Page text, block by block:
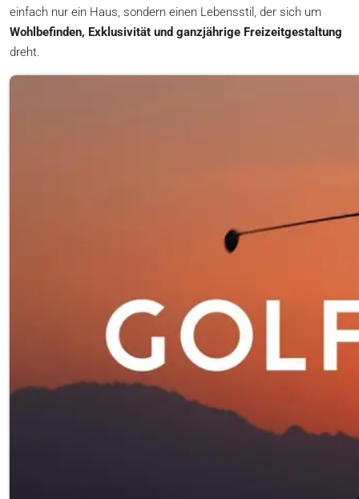
einfach nur ein Haus, sondern einen Lebensstil, der sich um
Wohlbefinden, Exklusivität und ganzjährige Freizeitgestaltung
dreht.